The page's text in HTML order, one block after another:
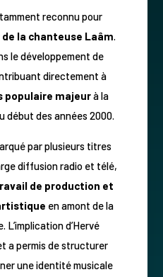
reconnu pour
la chanteuse Laâm.
le développement de
directement à
populaire majeurà la
début des années 2000.
par plusieurs titres
diffusion radio et télé,
de production et
en amont de la
d’Hervé
a permis de structurer
une identité musicale